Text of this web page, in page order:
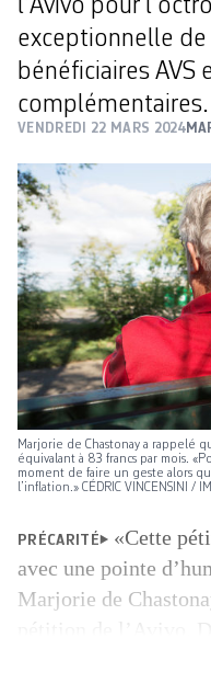
l’Avivo pour
exceptionnelle
bénéficiaires AVS
complémentaires.
VENDREDI 22 MARS 2024
Marjorie de Chastonay a rappelé
équivalant à 83 francs par mois.
moment de faire un geste alors
l’inflation.» CÉDRIC VINCENSINI /
PRÉCARITÉ
«Cette
avec une pointe
Marjorie de